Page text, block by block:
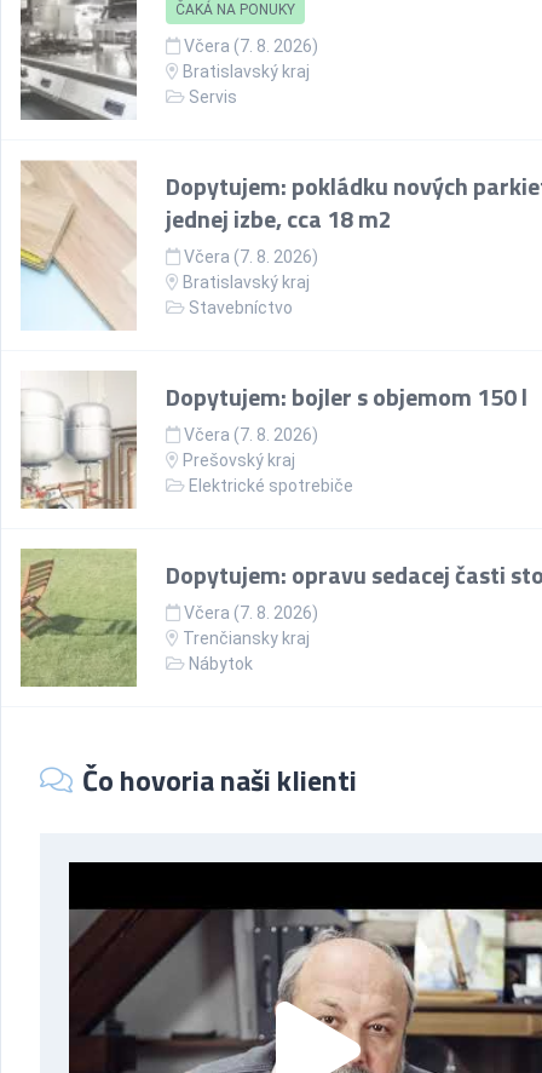
ČAKÁ NA PONUKY
Včera (7. 8. 2026)
Bratislavský kraj
Servis
Dopytujem: pokládku nových
jednej izbe, cca 18 m2
Včera (7. 8. 2026)
Bratislavský kraj
Stavebníctvo
Dopytujem: bojler s objemom 150 l
Včera (7. 8. 2026)
Prešovský kraj
Elektrické spotrebiče
Dopytujem: opravu sedacej časti
Včera (7. 8. 2026)
Trenčiansky kraj
Nábytok
Čo hovoria naši klienti